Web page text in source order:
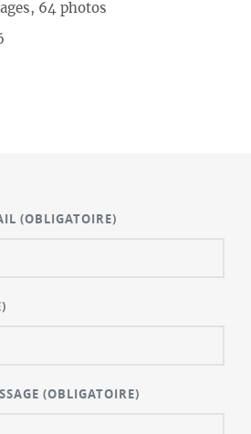
64 photos
(OBLIGATOIRE)
(OBLIGATOIRE)